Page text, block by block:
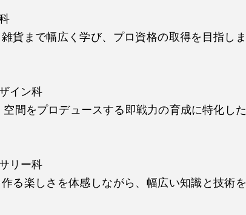
貨まで幅広く学び、プロ資格の取得を目指しま
イン科
間をプロデュースする即戦力の育成に特化した
リー科
る楽しさを体感しながら、幅広い知識と技術を